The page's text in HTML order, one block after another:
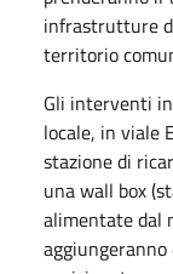
infrastrutture
territorio
Gli interventi
locale, in viale
stazione di
una wall box
alimentate dal